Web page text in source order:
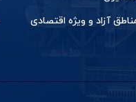
آزاد و ویژه اقتصادی